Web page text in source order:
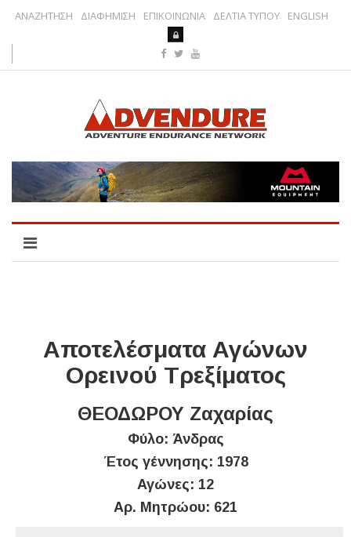
ΑΝΑΖΗΤΗΣΗ ΔΙΑΦΗΜΙΣΗ ΕΠΙΚΟΙΝΩΝΙΑ ΔΕΛΤΙΑ ΤΥΠΟΥ ENGLISH
Αποτελέσματα Αγώνων
Ορεινού Τρεξίματος
ΘΕΟΔΩΡΟΥ Ζαχαρίας
Φύλο: Άνδρας
Έτος γέννησης: 1978
Αγώνες: 12
Αρ. Μητρώου: 621